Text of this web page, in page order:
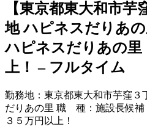
【東京都東大和市芋
地 ハピネスだりあ
ハピネスだりあの里
上！ – フルタイム
勤務地： 東京都東大和市芋窪３
だりあの里 職 種： 施設長候
３５万円以上！